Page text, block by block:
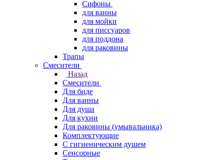
Сифоны
для ванны
для мойки
для писсуаров
для поддона
для раковины
Трапы
Смесители
Назад
Смесители
Для биде
Для ванны
Для душа
Для кухни
Для раковины (умывальника)
Комплектующие
С гигиеническим душем
Сенсорные